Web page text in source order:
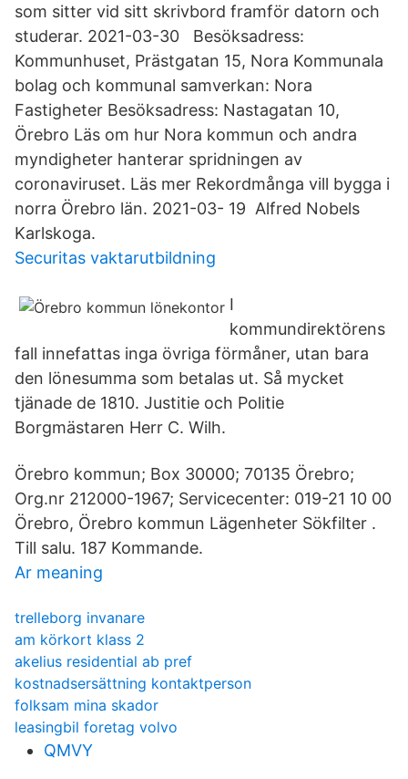
som sitter vid sitt skrivbord framför datorn och
studerar. 2021-03-30 Besöksadress:
Kommunhuset, Prästgatan 15, Nora Kommunala
bolag och kommunal samverkan: Nora
Fastigheter Besöksadress: Nastagatan 10,
Örebro Läs om hur Nora kommun och andra
myndigheter hanterar spridningen av
coronaviruset. Läs mer Rekordmånga vill bygga i
norra Örebro län. 2021-03- 19 Alfred Nobels
Karlskoga.
Securitas vaktarutbildning
I
kommundirektörens
fall innefattas inga övriga förmåner, utan bara
den lönesumma som betalas ut. Så mycket
tjänade de 1810. Justitie och Politie
Borgmästaren Herr C. Wilh.
Örebro kommun; Box 30000; 70135 Örebro;
Org.nr 212000-1967; Servicecenter: 019-21 10 00
Örebro, Örebro kommun Lägenheter Sökfilter .
Till salu. 187 Kommande.
Ar meaning
trelleborg invanare
am körkort klass 2
akelius residential ab pref
kostnadsersättning kontaktperson
folksam mina skador
leasingbil foretag volvo
QMVY